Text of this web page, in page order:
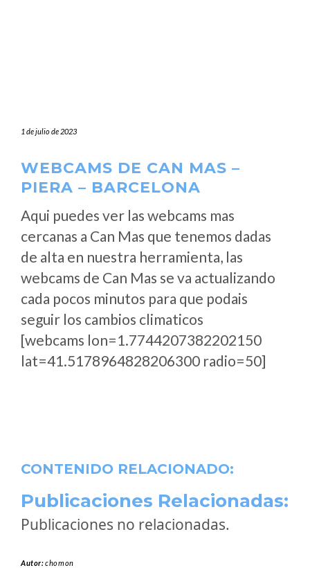
1 de julio de 2023
WEBCAMS DE CAN MAS –
PIERA – BARCELONA
Aqui puedes ver las webcams mas
cercanas a Can Mas que tenemos dadas
de alta en nuestra herramienta, las
webcams de Can Mas se va actualizando
cada pocos minutos para que podais
seguir los cambios climaticos
[webcams lon=1.7744207382202150
lat=41.5178964828206300 radio=50]
CONTENIDO RELACIONADO:
Publicaciones Relacionadas:
Publicaciones no relacionadas.
Autor:chomon